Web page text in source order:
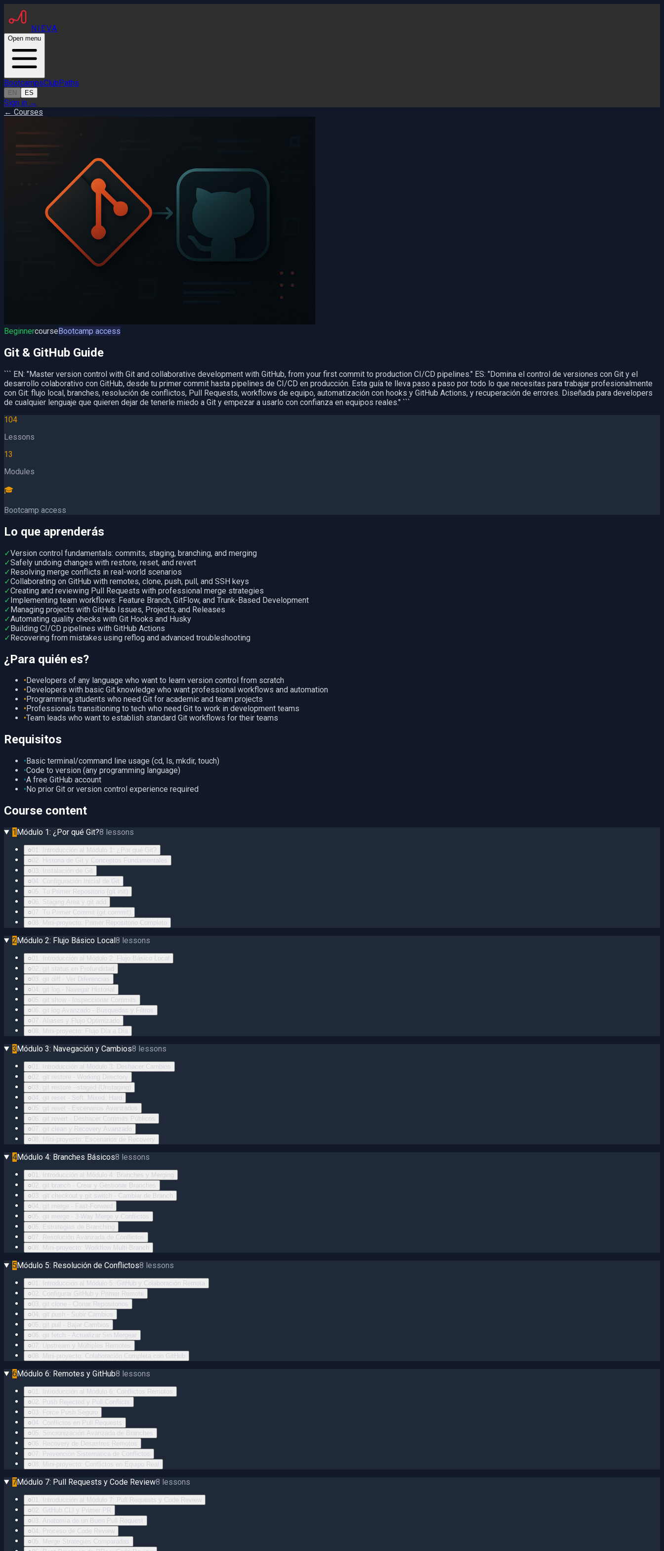
NIEVA
Open menu
BootcampsClubPaths
EN ES
Sign in →
← Courses
BeginnercourseBootcamp access
Git & GitHub Guide
``` EN: "Master version control with Git and collaborative development with GitHub, from your first commit to production CI/CD pipelines." ES: "Domina el control de versiones con Git y el
desarrollo colaborativo con GitHub, desde tu primer commit hasta pipelines de CI/CD en producción. Esta guía te lleva paso a paso por todo lo que necesitas para trabajar profesionalmente
con Git: flujo local, branches, resolución de conflictos, Pull Requests, workflows de equipo, automatización con hooks y GitHub Actions, y recuperación de errores. Diseñada para developers
de cualquier lenguaje que quieren dejar de tenerle miedo a Git y empezar a usarlo con confianza en equipos reales." ```
104
Lessons
13
Modules
🎓
Bootcamp access
Lo que aprenderás
✓Version control fundamentals: commits, staging, branching, and merging
✓Safely undoing changes with restore, reset, and revert
✓Resolving merge conflicts in real-world scenarios
✓Collaborating on GitHub with remotes, clone, push, pull, and SSH keys
✓Creating and reviewing Pull Requests with professional merge strategies
✓Implementing team workflows: Feature Branch, GitFlow, and Trunk-Based Development
✓Managing projects with GitHub Issues, Projects, and Releases
✓Automating quality checks with Git Hooks and Husky
✓Building CI/CD pipelines with GitHub Actions
✓Recovering from mistakes using reflog and advanced troubleshooting
¿Para quién es?
• Developers of any language who want to learn version control from scratch
• Developers with basic Git knowledge who want professional workflows and automation
• Programming students who need Git for academic and team projects
• Professionals transitioning to tech who need Git to work in development teams
•Team leads who want to establish standard Git workflows for their teams
Requisitos
• Basic terminal/command line usage (cd, ls, mkdir, touch)
•Code to version (any programming language)
•A free GitHub account
• No prior Git or version control experience required
Course content
1Módulo 1: ¿Por qué Git?8 lessons
○01. Introducción al Módulo 1: ¿Por qué Git?
○02. Historia de Git y Conceptos Fundamentales
○03. Instalación de Git
○04. Configuración Inicial de Git
○05. Tu Primer Repositorio (git init)
○06. Staging Area y git add
○07. Tu Primer Commit (git commit)
○08. Mini-proyecto: Primer Repositorio Completo
2Módulo 2: Flujo Básico Local8 lessons
○01. Introducción al Módulo 2: Flujo Básico Local
○02. git status en Profundidad
○03. git diff - Ver Diferencias
○04. git log - Navegar Historial
○05. git show - Inspeccionar Commits
○06. git log Avanzado - Búsquedas y Filtros
○07. Aliases y Flujo Optimizado
○08. Mini-proyecto: Flujo Día a Día
3Módulo 3: Navegación y Cambios8 lessons
○01. Introducción al Módulo 3: Deshacer Cambios
○02. git restore - Working Directory
○03. git restore --staged (Unstaging)
○04. git reset - Soft, Mixed, Hard
○05. git reset - Escenarios Avanzados
○06. git revert - Deshacer Commits Públicos
○07. git clean y Recovery Avanzado
○08. Mini-proyecto: Escenarios de Recovery
4Módulo 4: Branches Básicos8 lessons
○01. Introducción al Módulo 4: Branches y Merging
○02. git branch - Crear y Gestionar Branches
○03. git checkout y git switch - Cambiar de Branch
○04. git merge - Fast-Forward
○05. git merge - 3-Way Merge y Conflictos
○06. Estrategias de Branching
○07. Resolución Avanzada de Conflictos
○08. Mini-proyecto: Workflow Multi-Branch
5Módulo 5: Resolución de Conflictos8 lessons
○01. Introducción al Módulo 5: GitHub y Colaboración Remota
○02. Configurar GitHub y Primer Remote
○03. git clone - Clonar Repositorios
○04. git push - Subir Cambios
○05. git pull - Bajar Cambios
○06. git fetch - Actualizar Sin Mergear
○07. Upstream y Múltiples Remotes
○08. Mini-proyecto: Colaboración Completa con GitHub
6Módulo 6: Remotes y GitHub8 lessons
○01. Introducción al Módulo 6: Conflictos Remotos
○02. Push Rejected y Pull Conflicts
○03. Force Push Seguro
○04. Conflictos en Pull Requests
○05. Sincronización Avanzada de Branches
○06. Recovery de Desastres Remotos
○07. Prevención Sistemática de Conflictos
○08. Mini-proyecto: Conflictos en Equipo Real
7Módulo 7: Pull Requests y Code Review8 lessons
○01. Introducción al Módulo 7: Pull Requests y Code Review
○02. GitHub CLI y Primer PR
○03. Anatomía de un Buen Pull Request
○04. Proceso de Code Review
○05. Merge Strategies Comparadas